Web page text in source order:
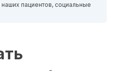
пациентов, социальные